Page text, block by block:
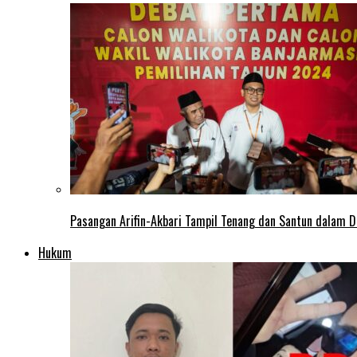
Pasangan Arifin-Akbari Tampil Tenang dan Santun dalam
Hukum